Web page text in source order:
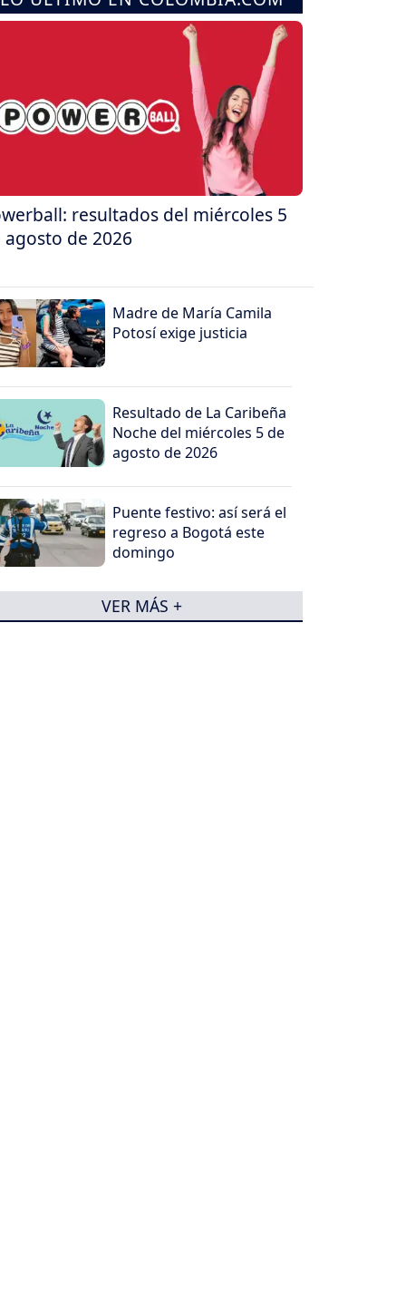
resultados del miércoles 5
agosto de 2026
Madre de María Camila
Potosí exige justicia
Resultado de La Caribeña
Noche del miércoles 5 de
agosto de 2026
Puente festivo: así será el
regreso a Bogotá este
domingo
VER MÁS +